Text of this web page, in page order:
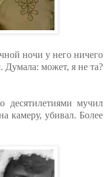
ночи у него ничего
Думала: может, я не та?
мучил
камеру, убивал. Более